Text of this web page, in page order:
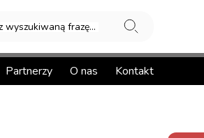
wyszukiwaną frazę...
Partnerzy O nas Kontakt